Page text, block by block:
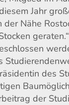
Jahr
Nähe
des
der